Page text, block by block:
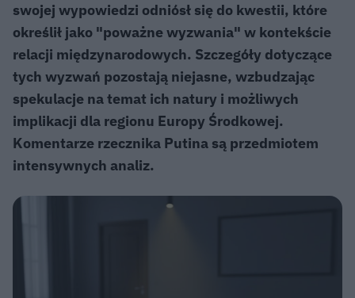
swojej wypowiedzi odniósł się do kwestii, które
określił jako "poważne wyzwania" w kontekście
relacji międzynarodowych. Szczegóły dotyczące
tych wyzwań pozostają niejasne, wzbudzając
spekulacje na temat ich natury i możliwych
implikacji dla regionu Europy Środkowej.
Komentarze rzecznika Putina są przedmiotem
intensywnych analiz.